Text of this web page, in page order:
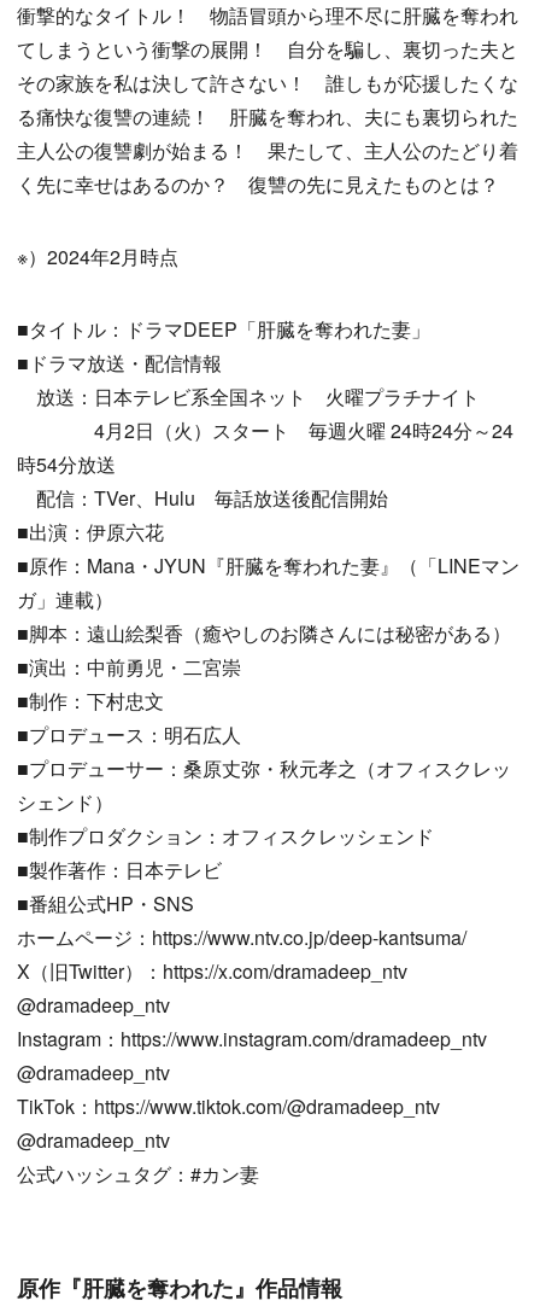
衝撃的なタイトル！ 物語冒頭から理不尽に肝臓を奪われ
てしまうという衝撃の展開！ 自分を騙し、裏切った夫と
その家族を私は決して許さない！ 誰しもが応援したくな
る痛快な復讐の連続！ 肝臓を奪われ、夫にも裏切られた
主人公の復讐劇が始まる！ 果たして、主人公のたどり着
く先に幸せはあるのか？ 復讐の先に見えたものとは？
※）2024年2月時点
■タイトル：ドラマDEEP「肝臓を奪われた妻」
■ドラマ放送・配信情報
放送：日本テレビ系全国ネット 火曜プラチナイト
4月2日（火）スタート 毎週火曜 24時24分～24
時54分放送
配信：TVer、Hulu 毎話放送後配信開始
■出演：伊原六花
■原作：Mana・JYUN『肝臓を奪われた妻』（「LINEマン
ガ」連載）
■脚本：遠山絵梨香（癒やしのお隣さんには秘密がある）
■演出：中前勇児・二宮崇
■制作：下村忠文
■プロデュース：明石広人
■プロデューサー：桑原丈弥・秋元孝之（オフィスクレッ
シェンド）
■制作プロダクション：オフィスクレッシェンド
■製作著作：日本テレビ
■番組公式HP・SNS
ホームページ：https://www.ntv.co.jp/deep-kantsuma/
X（旧Twitter）：https://x.com/dramadeep_ntv
@dramadeep_ntv
Instagram：https://www.instagram.com/dramadeep_ntv
@dramadeep_ntv
TikTok：https://www.tiktok.com/@dramadeep_ntv
@dramadeep_ntv
公式ハッシュタグ：#カン妻
原作『肝臓を奪われた』作品情報